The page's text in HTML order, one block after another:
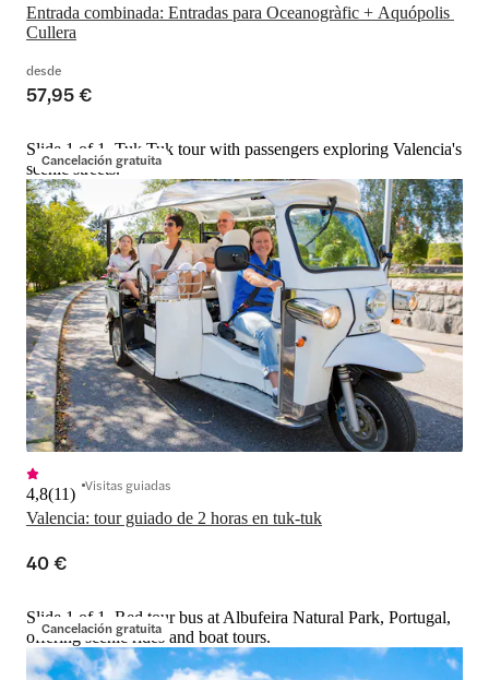
Entrada combinada: Entradas para Oceanogràfic + Aquópolis
Cullera
desde
57,95 €
Cancelación gratuita
Slide 1 of 1, Tuk Tuk tour with passengers exploring Valencia's
scenic streets.
Valencia: tour guiado de 2 horas en tuk-tuk
4,8(11) Visitas guiadas
40 €
Cancelación gratuita
Slide 1 of 1, Red tour bus at Albufeira Natural Park, Portugal,
offering scenic rides and boat tours.